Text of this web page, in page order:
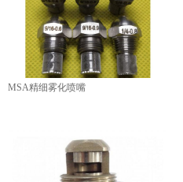
MSA精细雾化喷嘴